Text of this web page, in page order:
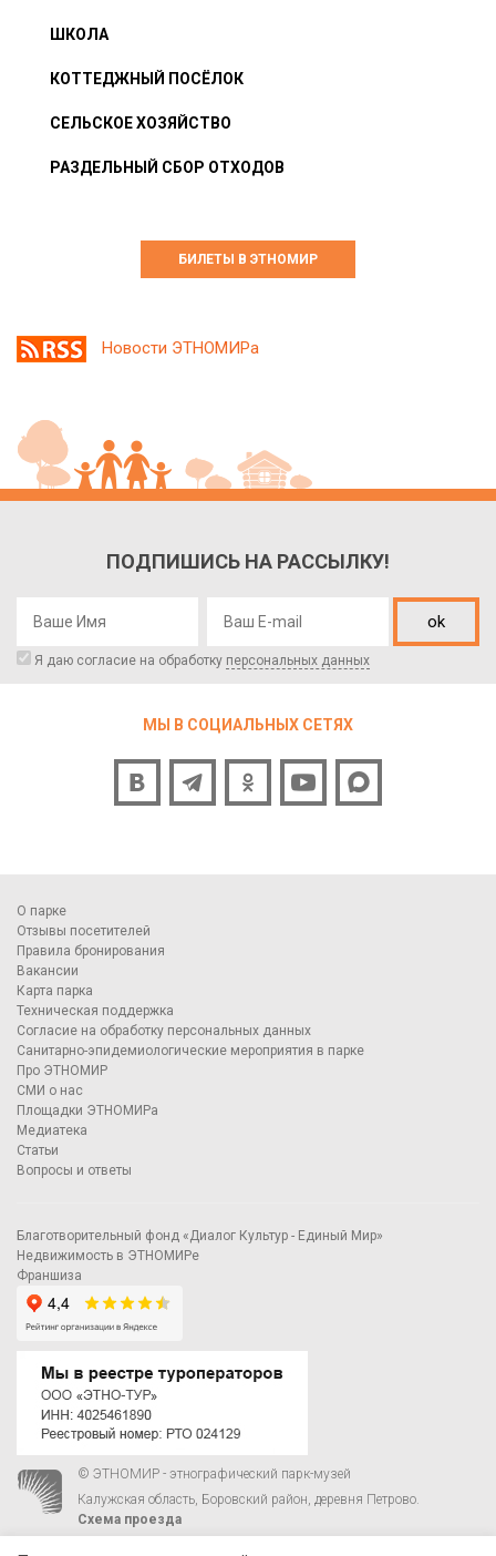
ШКОЛА
КОТТЕДЖНЫЙ ПОСЁЛОК
СЕЛЬСКОЕ ХОЗЯЙСТВО
РАЗДЕЛЬНЫЙ СБОР ОТХОДОВ
БИЛЕТЫ В ЭТНОМИР
Новости ЭТНОМИРа
ПОДПИШИСЬ НА РАССЫЛКУ!
ok
Я даю согласие на обработку персональных данных
МЫ В СОЦИАЛЬНЫХ СЕТЯХ
О парке
Отзывы посетителей
Правила бронирования
Вакансии
Карта парка
Техническая поддержка
Согласие на обработку персональных данных
Санитарно-эпидемиологические мероприятия в парке
Про ЭТНОМИР
СМИ о нас
Площадки ЭТНОМИРа
Медиатека
Статьи
Вопросы и ответы
Благотворительный фонд «Диалог Культур - Единый Мир»
Недвижимость в ЭТНОМИРе
Франшиза
© ЭТНОМИР - этнографический парк-музей
Калужская область, Боровский район, деревня Петрово.
Схема проезда